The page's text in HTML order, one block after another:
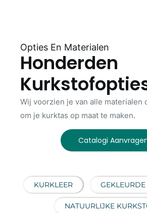
Opties En Materialen
Honderden
Wij voorzien je van alle materialen
om je kurktas op maat te maken.
Catalogi
KURKLEER
NATUURLIJKE